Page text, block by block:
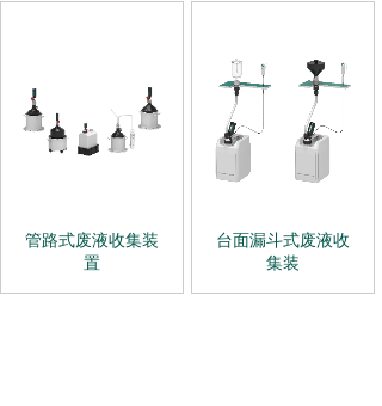
管路式废液收集装
置
台面漏斗式废液收
集装